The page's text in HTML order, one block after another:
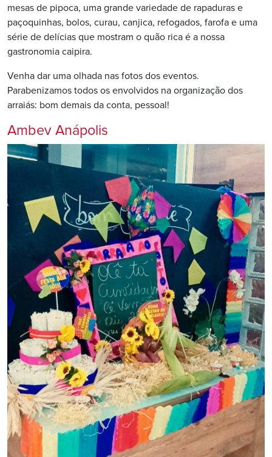
mesas de pipoca, uma grande variedade de rapaduras e
paçoquinhas, bolos, curau, canjica, refogados, farofa e uma
série de delícias que mostram o quão rica é a nossa
gastronomia caipira.
Venha dar uma olhada nas fotos dos eventos.
Parabenizamos todos os envolvidos na organização dos
arraiás: bom demais da conta, pessoal!
Ambev Anápolis